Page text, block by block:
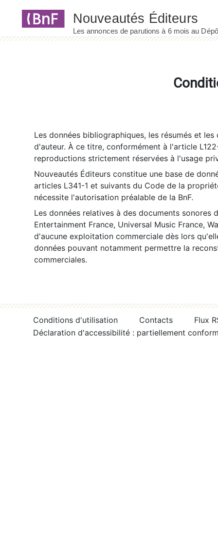
Les données bibliographiques, les résumés et
d'auteur. À ce titre, conformément à l'article
reproductions strictement réservées à l'usage
Nouveautés Éditeurs constitue une base de
articles L341-1 et suivants du Code de la
nécessite l'autorisation préalable de la BnF.
Les données relatives à des documents sonores
Entertainment France, Universal Music France,
d'aucune exploitation commerciale dès lors
données pouvant notamment permettre la
commerciales.
Conditions d'utilisation Contacts
Flux
Déclaration d'accessibilité : partiellement